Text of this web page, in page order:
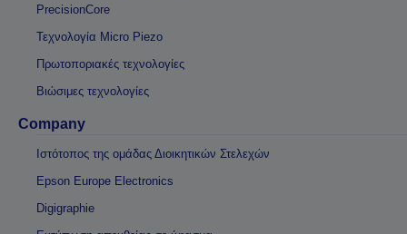
PrecisionCore
Τεχνολογία Micro Piezo
Πρωτοποριακές τεχνολογίες
Βιώσιμες τεχνολογίες
Company
Ιστότοπος της ομάδας Διοικητικών Στελεχών
Epson Europe Electronics
Digigraphie